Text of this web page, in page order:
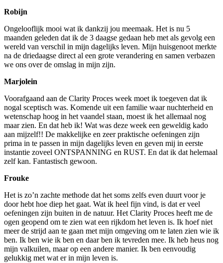
Robijn
Ongelooflijk mooi wat ik dankzij jou meemaak. Het is nu 5
maanden geleden dat ik de 3 daagse gedaan heb met als gevolg een
wereld van verschil in mijn dagelijks leven. Mijn huisgenoot merkte
na de driedaagse direct al een grote verandering en samen verbazen
we ons over de omslag in mijn zijn.
Marjolein
Voorafgaand aan de Clarity Proces week moet ik toegeven dat ik
nogal sceptisch was. Komende uit een familie waar nuchterheid en
wetenschap hoog in het vaandel staan, moest ik het allemaal nog
maar zien. En dat heb ik! Wat was deze week een geweldig kado
aan mijzelf!! De makkelijke en zeer praktische oefeningen zijn
prima in te passen in mijn dagelijks leven en geven mij in eerste
instantie zoveel ONTSPANNING en RUST. En dat ik dat helemaal
zelf kan. Fantastisch gewoon.
Frouke
Het is zo’n zachte methode dat het soms zelfs even duurt voor je
door hebt hoe diep het gaat. Wat ik heel fijn vind, is dat er veel
oefeningen zijn buiten in de natuur. Het Clarity Proces heeft me de
ogen geopend om te zien wat een rijkdom het leven is. Ik hoef niet
meer de strijd aan te gaan met mijn omgeving om te laten zien wie ik
ben. Ik ben wie ik ben en daar ben ik tevreden mee. Ik heb heus nog
mijn valkuilen, maar op een andere manier. Ik ben eenvoudig
gelukkig met wat er in mijn leven is.